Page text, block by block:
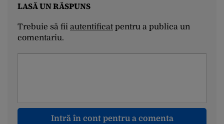
LASĂ UN RĂSPUNS
Trebuie să fii autentificatpentru a publica un
comentariu.
Intră în cont pentru a comenta